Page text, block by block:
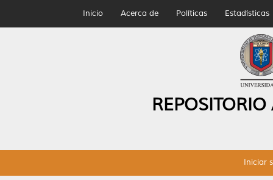
Inicio Acerca de Políticas Estadísticas
Iniciar